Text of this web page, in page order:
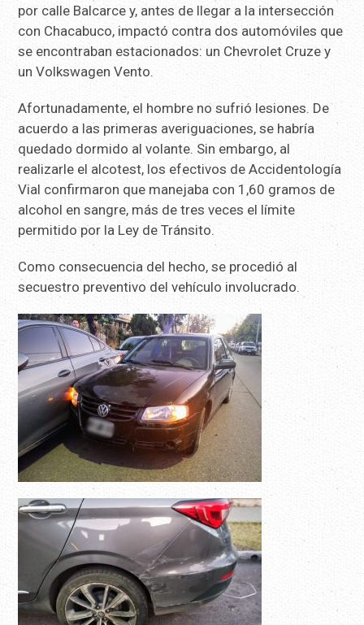
por calle Balcarce y, antes de llegar a la intersección
con Chacabuco, impactó contra dos automóviles que
se encontraban estacionados: un Chevrolet Cruze y
un Volkswagen Vento.
Afortunadamente, el hombre no sufrió lesiones. De
acuerdo a las primeras averiguaciones, se habría
quedado dormido al volante. Sin embargo, al
realizarle el alcotest, los efectivos de Accidentología
Vial confirmaron que manejaba con 1,60 gramos de
alcohol en sangre, más de tres veces el límite
permitido por la Ley de Tránsito.
Como consecuencia del hecho, se procedió al
secuestro preventivo del vehículo involucrado.